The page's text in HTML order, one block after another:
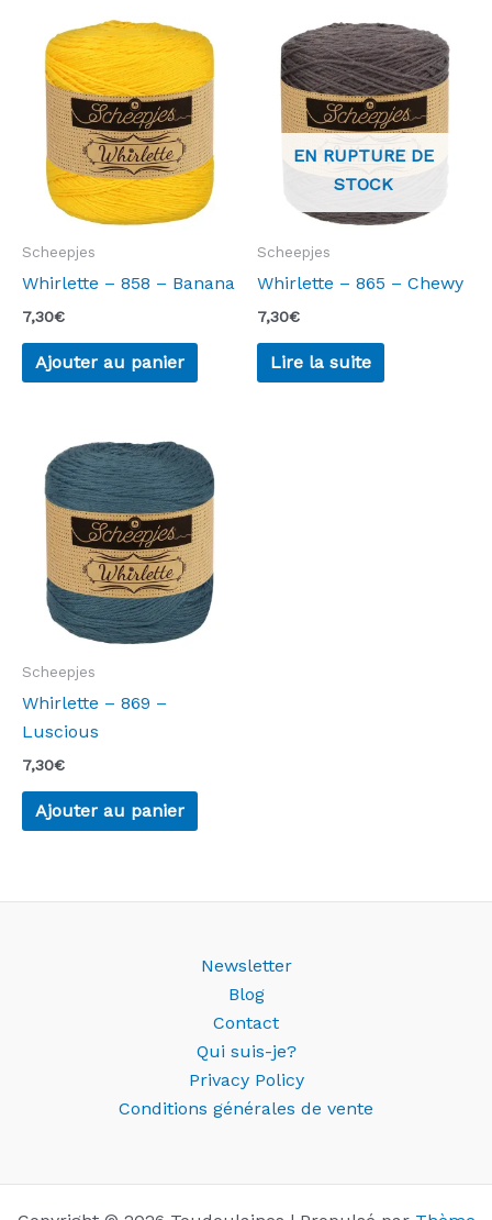
Scheepjes
Whirlette – 858 – Banana
7,30€
Ajouter au panier
EN RUPTURE DE
STOCK
Scheepjes
Whirlette – 865 – Chewy
7,30€
Lire la suite
Scheepjes
Whirlette – 869 –
Luscious
7,30€
Ajouter au panier
Newsletter
Blog
Contact
Qui suis-je?
Privacy Policy
Conditions générales de vente